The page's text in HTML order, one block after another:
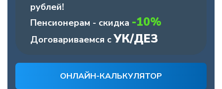
рублей!
Пенсионерам - скидка -10%
Договариваемся с УК/ДЕЗ
ОНЛАЙН-КАЛЬКУЛЯТОР